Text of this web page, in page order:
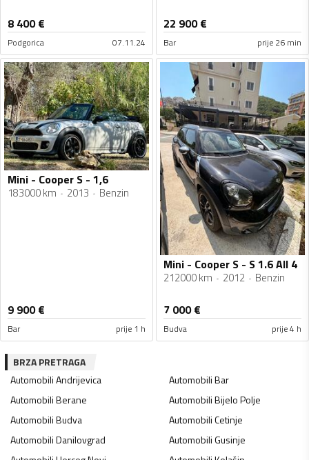
8 400€
Podgorica 07.11.24
22 900€
Bar prije 26 min
Mini - Cooper S - 1,6
183000 km 2013 Benzin
9 900€
Bar prije 1 h
Mini - Cooper S - S 1.6 All 4
212000 km 2012 Benzin
7 000€
Budva prije 4 h
BRZA PRETRAGA
AutomobiliAndrijevica AutomobiliBar
AutomobiliBerane AutomobiliBijelo Polje
AutomobiliBudva AutomobiliCetinje
AutomobiliDanilovgrad AutomobiliGusinje